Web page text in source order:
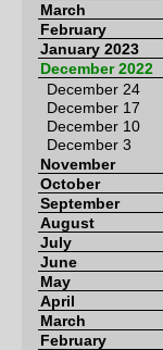
March
February
January 2023
December 2022
December 24
December 17
December 10
December 3
November
October
September
August
July
June
May
April
March
February